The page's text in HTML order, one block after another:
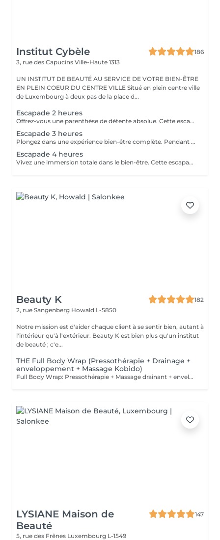
Institut Cybèle
186
3, rue des Capucins Ville-Haute 1313
UN INSTITUT DE BEAUTÉ AU SERVICE DE VOTRE BIEN-ÊTRE
EN PLEIN COEUR DU CENTRE VILLE Situé en plein centre ville
de Luxembourg à deux pas de la place d...
Escapade 2 heures
Offrez-vous une parenthèse de détente absolue. Cette escapade de 2 heures est idéale pour relâcher les tensions, se ressourcer et s'accorder un moment de bien-être hors du temps. Une pause parfaite pour le corps et l'esprit. Gommage au sable noir du corps, aux effluves boisées d'encens, de feuilles de verveine séchées et citron vert. Massage relaxant du corps à l'huile chaude aux notes ambrées et vanillées. Soin visage coup d'éclat
Escapade 3 heures
Plongez dans une expérience bien-être complète. Pendant 3 heures, laissez-vous envelopper par une atmosphère apaisante, pensée pour une relaxation profonde et durable. Le parfait équilibre entre lâcher-prise, soin et évasion. Gommage du corps gommage hindou aux effluves sucrés d'amande et de pistache. Enveloppement traditionnel du corps au curcuma et santal qui rendra un éclat à votre peau et la laissera douce comme de la soie. Soin visage nourrissant et régénérant à l'huile d'argan Le chois des produits utilisés peuvent être modifiés en fonction des saisons et des goûts de chacun.
Escapade 4 heures
Vivez une immersion totale dans le bien-être. Cette escapade de 4 heures vous invite à un voyage sensoriel d'exception, dédié à la détente intense, au ressourcement et au plaisir de prendre du temps pour soi. Une expérience luxueuse et inoubliable. Gommage reminéralisant au sel de la mer morte Enveloppement réparateur intense au beurre d'arganier Massage complet aux huiles chaudes des pieds à la tête Soin visage oxygénant et nourrissant Manucure et pédicure Ls produits utilisés peuvent varier en fonction des saisons ou des goûts de chacun.
Beauty K
182
2, rue Sangenberg Howald L-5850
Notre mission est d'aider chaque client à se sentir bien, autant à
l'intérieur qu'à l'extérieur. Beauty K est bien plus qu'un institut
de beauté ; c'e...
THE Full Body Wrap (Pressothérapie + Drainage +
enveloppement + Massage Kobido)
Full Body Wrap: Pressothérapie + Massage drainant + enveloppement + Massage facial Kobido: Le soin Full Body Wrap offre une expérience de bien-être intégrale, combinant les techniques de Massage Drainant, d'Enveloppement Corporel, de Pressothérapie, et de Massage Facial Kobido. Ce parcours complet est idéal pour ceux qui cherchent à revitaliser leur corps et visage tout en bénéficiant d'une relaxation profonde et d'un traitement esthétique et détoxifiant. Déroulement du Soin : 1. Massage Drainant : Le soin commence par un massage drainant qui stimule la circulation lymphatique, aide à réduire la rétention d'eau et prépare le corps pour l'enveloppement. Ce massage cible les zones susceptibles d'accumuler des toxines, facilitant leur élimination. 2. Enveloppement Corporel : Après le massage, un enveloppement corporel à base d'actifs naturels tels que des algues, de la boue ou de l'argile est appliqué. Cet enveloppement aide à infuser la peau de nutriments essentiels et intensifie la détoxification. 3. Sauna Japonais : Le client passe ensuite dans la pressothérapie où la chaleur favorise une transpiration profonde, amplifiant l'effet des actifs de l'enveloppement tout en stimulant le système lymphatique et circulatoire. 4. Massage Facial Kobido (45 minutes) : Pour conclure le soin, un massage facial Kobido est pratiqué, durant lequel des techniques traditionnelles japonaises sont utilisées pour stimuler et rajeunir la peau du visage. Ce massage est réputé pour ses effets liftants et ses bienfaits sur la qualité de la peau, procurant éclat et fermeté. Bienfaits du Full Body Wrap : Détoxification Intensive : La combinaison du massage, de l'enveloppement et de la pressothérapie offre une purification en profondeur, aidant à éliminer les toxines accumulées dans le corps. Amélioration de la Circulation : Le massage drainant et la chaleur de la pressothérapie stimulent la circulation sanguine et lymphatique, favorisant une meilleure santé générale et une réduction de la cellulite. Effet Raffermissant et Tonifiant : L'enveloppement et la pressothérapie aident à tonifier et raffermir la peau, tandis que le Kobido cible les signes de vieillissement du visage, apportant un effet anti-âge naturel. Relaxation Profonde : Chaque étape du soin est conçue pour relaxer profondément, réduisant le stress et améliorant la qualité du sommeil. Ce soin est parfait pour ceux qui cherchent un traitement complet du corps et du visage, offrant des résultats visibles et une expérience de détente profonde.
LYSIANE Maison de
Beauté
147
5, rue des Frênes Luxembourg L-1549